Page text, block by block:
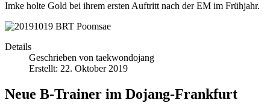
Imke holte Gold bei ihrem ersten Auftritt nach der EM im Frühjahr.
Details
Geschrieben von taekwondojang
Erstellt: 22. Oktober 2019
Neue B-Trainer im Dojang-Frankfurt